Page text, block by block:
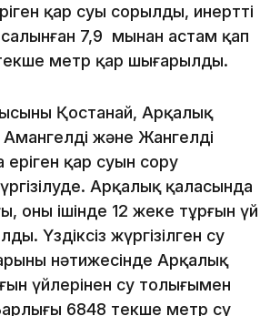
қар суы сорылды, инертті
7,9 мыңнан астам қап
метр қар шығарылды.
Қостанай, Арқалық
және Жангелді
қар суын сору
Арқалық қаласында
оның ішінде 12 жеке тұрғын үй
Үздіксіз жүргізілген су
нәтижесінде Арқалық
үйлерінен су толығымен
6848 текше метр су